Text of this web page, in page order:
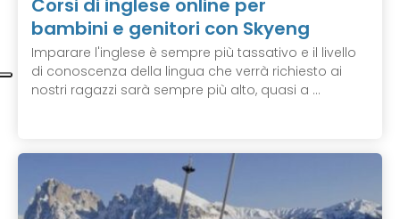
Corsi di inglese online per
bambini e genitori con Skyeng
Imparare l'inglese è sempre più tassativo e il livello
di conoscenza della lingua che verrà richiesto ai
nostri ragazzi sarà sempre più alto, quasi a ...